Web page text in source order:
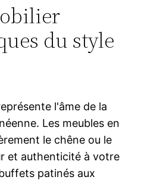
du style
l'âme de la
Les meubles en
le chêne ou le
et authenticité à votre
patinés aux